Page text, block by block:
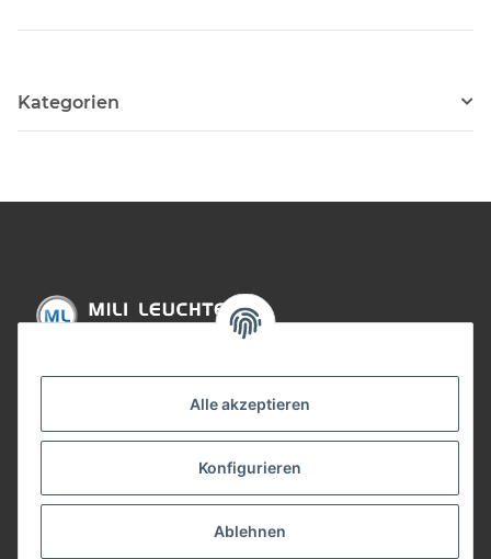
Alle akzeptieren
Konfigurieren
Ablehnen
Kategorien
Gesetzliche Informationen
Bezahlung